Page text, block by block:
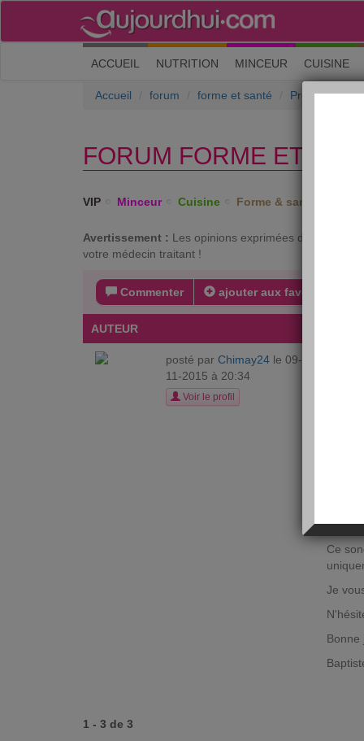
ACCUEIL (current)
NUTRITION MINCEUR CUISINE
Accueil forum forme et santé Problèmes
FORUM FORME ET
VIP Minceur Cuisine Forme & santé
Avertissement : Les opinions exprimées dans ce
votre médecin traitant !
Commenter ajouter aux favoris
AUTEUR
posté par Chimay24 le 09-
11-2015 à 20:34
Voir le profil
https://
Ce
Je
Bonne
1 - 3 de 3